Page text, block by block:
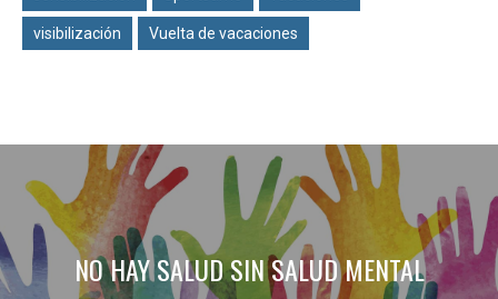
visibilización Vuelta de vacaciones
NO HAY SALUD SIN SALUD MENTAL